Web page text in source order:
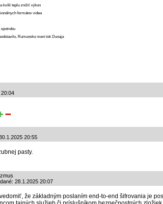
kvôli teplu znížiť výkon
formátov videa
spotrebu
Rumunsko mení tok Dunaja
20:55
pasty.
28.1.2025 20:07
že základným poslaním end-to-end šifrovania je